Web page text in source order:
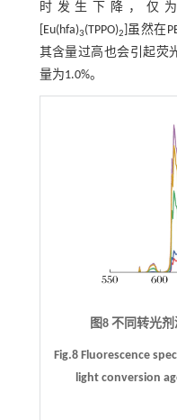
时发生下降，仅为
[Eu(hfa)3(TPPO)2 ]虽然在
其含量过高也会引起荧
量为1.0%。
图8 不同转光
Fig.8 Fluorescence
light conversion